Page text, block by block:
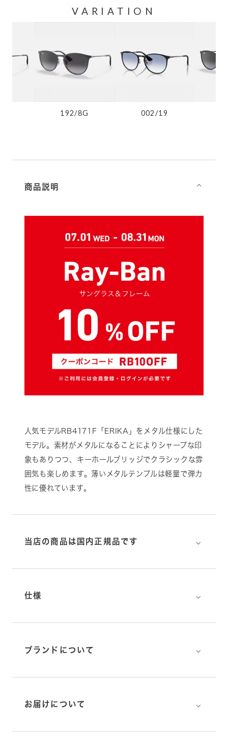
VARIATION
192/8G 002/19
商品説明 ⌵
人気モデルRB4171F「ERIKA」をメタル仕様にした
モデル。素材がメタルになることによりシャープな印
象もありつつ、キーホールブリッジでクラシックな雰
囲気も楽しめます。薄いメタルテンプルは軽量で弾力
性に優れています。
当店の商品は国内正規品です ⌵
仕様 ⌵
ブランドについて ⌵
お届けについて ⌵